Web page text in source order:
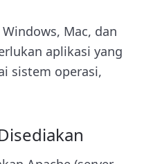
Mac, dan
aplikasi yang
sistem operasi,